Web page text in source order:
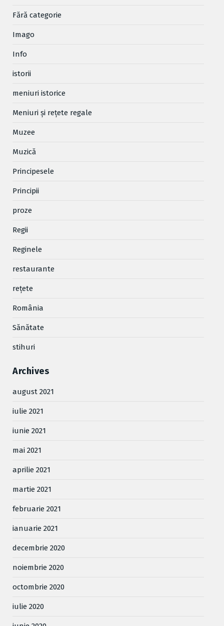
Fără categorie
Imago
Info
istorii
meniuri istorice
Meniuri și rețete regale
Muzee
Muzică
Principesele
Principii
proze
Regii
Reginele
restaurante
reţete
România
Sănătate
stihuri
Archives
august 2021
iulie 2021
iunie 2021
mai 2021
aprilie 2021
martie 2021
februarie 2021
ianuarie 2021
decembrie 2020
noiembrie 2020
octombrie 2020
iulie 2020